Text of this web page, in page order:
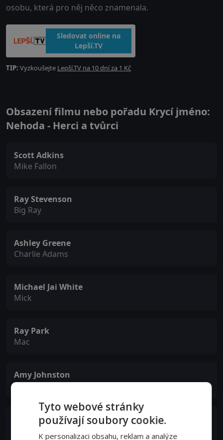
osobu, která pro něj něco znamenala.
Sledovat online na
Lepší.TV
TIP: Vyzkoušejte Lepší.TV na 10 dní za 1 Kč
Obsazení filmu nebo pořadu Krycí jméno:
Nehoda - Herci a tvůrci
Scott Adkins
Mike Fallon
Ray Stevenson
Big Ray
Ashley Greene
Charlie Adams
Michael Jai White
Mick
Ray Park
Mac
Amy Johnston
Jane The Ripper
David Paymer
Tyto webové stránky
používají soubory cookie.
K personalizaci obsahu, reklam a analýze